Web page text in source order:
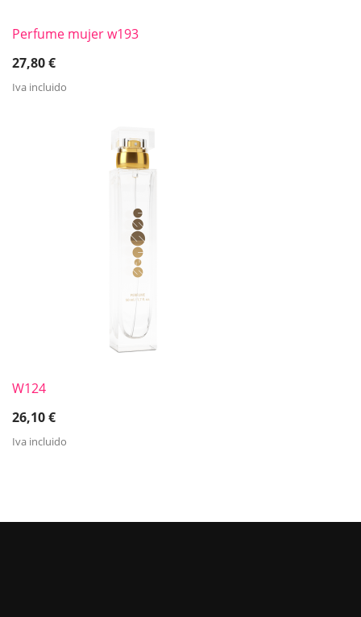
Perfume mujer w193
27,80€
Iva incluido
W124
26,10€
Iva incluido